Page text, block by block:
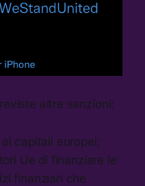
altre sanzioni:
capitali europei;
Ue di finanziare le
finanziari che